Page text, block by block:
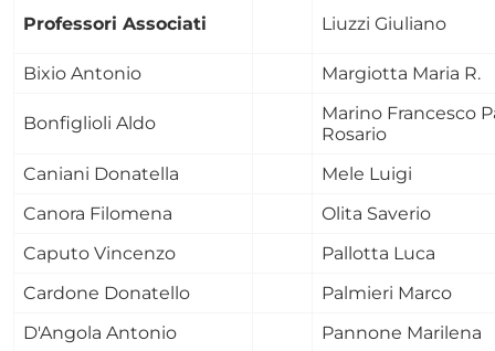
Professori Associati Liuzzi Giuliano
Bixio Antonio Margiotta Maria R.
Bonfiglioli Aldo
Marino Francesco
Rosario
Caniani Donatella
Mele Luigi
Canora Filomena
Olita Saverio
Caputo Vincenzo
Pallotta Luca
Cardone Donatello
Palmieri Marco
D'Angola Antonio
Pannone Marilena